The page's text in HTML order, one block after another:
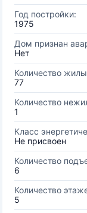
Год постройки:
1975
Дом признан
Нет
Количество
77
Количество
1
Класс
Не присвоен
Количество
6
Количество
5